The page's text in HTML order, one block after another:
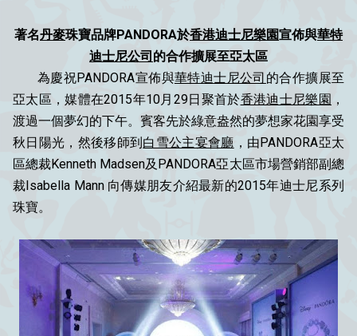
著名丹麥珠寶品牌PANDORA於香港迪士尼樂園宣佈與華特
迪士尼公司 的合作擴展至亞太區
為慶祝PANDORA宣佈與華特迪士尼公司 的合作擴展至
亞太區，媒體在2015年10月29日聚首於香港迪士尼樂園 ，
渡過一個夢幻的下午。賓客先於綠意盎然的夢想家花園享受
秋日陽光，然後移師到白雪公主宴會廳 ，由PANDORA亞太
區總裁Kenneth Madsen及PANDORA亞太區市場營銷部副總
裁Isabella Mann 向傳媒朋友介紹最新的2015年迪士尼系列
珠寶。